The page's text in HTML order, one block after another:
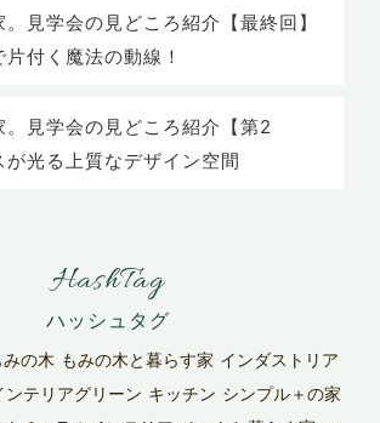
。見学会の見どころ紹介【最終回】
付く魔法の動線！
。見学会の見どころ紹介【第2
が光る上質なデザイン空間
HashTag
みの木 もみの木と暮らす家 インダストリア
ンテリアグリーン キッチン シンプル＋の家